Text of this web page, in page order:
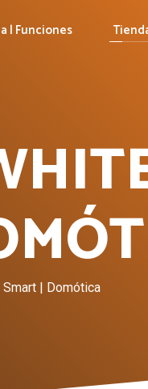
| Funciones
| Domótica